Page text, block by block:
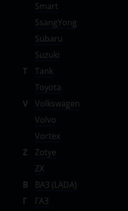
Smart
SsangYong
Subaru
Suzuki
T
Tank
Toyota
V
Volkswagen
Volvo
Vortex
Z
Zotye
ZX
В
ВАЗ (LADA)
Г
ГАЗ